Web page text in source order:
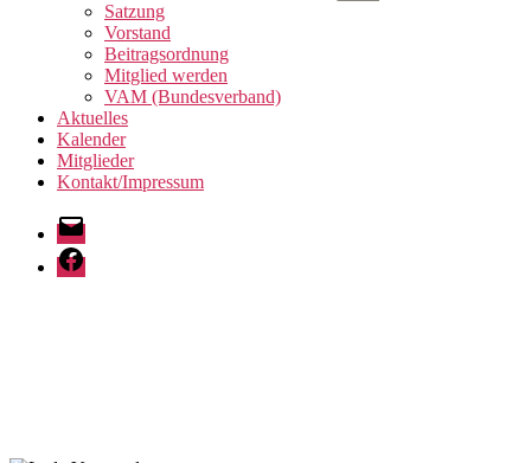
anzeigen
Satzung
Vorstand
Beitragsordnung
Mitglied werden
VAM (Bundesverband)
Aktuelles
Kalender
Mitglieder
Kontakt/Impressum
E-
Mail
Facebook